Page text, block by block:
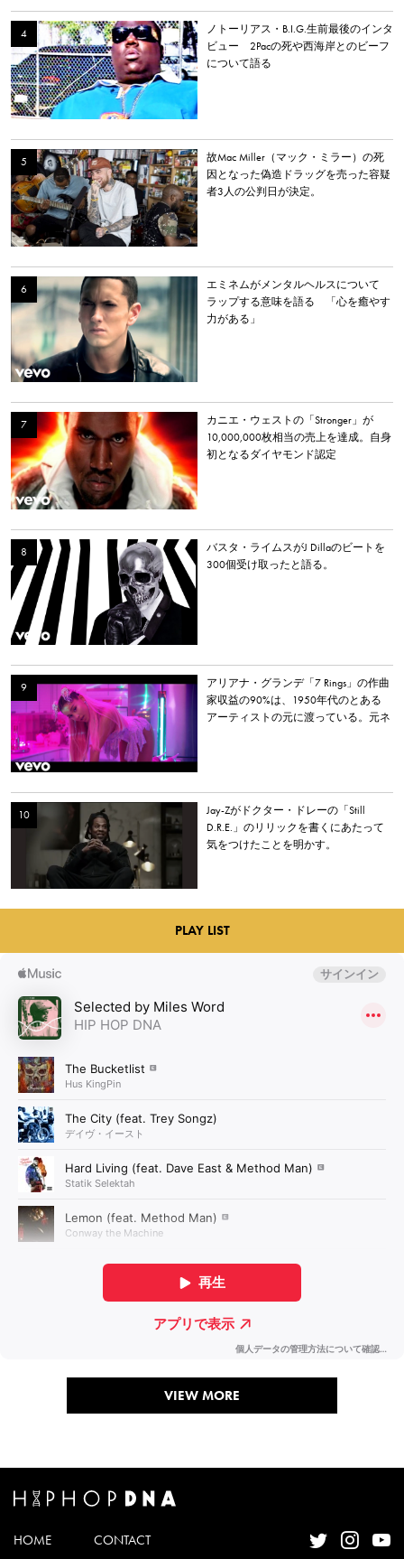
ノトーリアス・B.I.G.生前最後のインタ
ビュー 2Pacの死や西海岸とのビーフ
について語る
故Mac Miller（マック・ミラー）の死
因となった偽造ドラッグを売った容疑
者3人の公判日が決定。
エミネムがメンタルヘルスについて
ラップする意味を語る 「心を癒やす
力がある」
カニエ・ウェストの「Stronger」が
10,000,000枚相当の売上を達成。自身
初となるダイヤモンド認定
バスタ・ライムスがJ Dillaのビートを
300個受け取ったと語る。
アリアナ・グランデ「7 Rings」の作曲
家収益の90%は、1950年代のとある
アーティストの元に渡っている。元ネ
Jay-Zがドクター・ドレーの「Still
D.R.E.」のリリックを書くにあたって
気をつけたことを明かす。
PLAY LIST
VIEW MORE
HOME CONTACT